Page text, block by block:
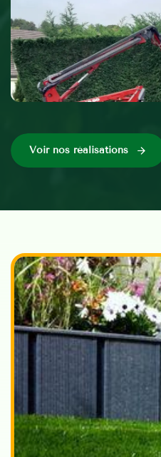
Voir nos réalisations